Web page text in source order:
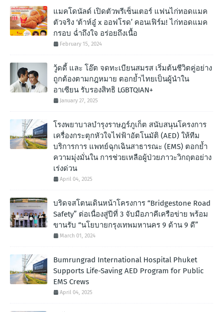
แมคโดนัลด์ เปิดตัวพรีเซ็นเตอร์ แฟนไก่ทอดแมค
ตัวจริง ‘ต้าห์อู๋ x ออฟโรด’ คอนเฟิร์ม! ไก่ทอดแมค
กรอบ ฉํ่าถึงใจ อร่อยถึงเนื้อ
February 15, 2024
วู้ดดี้ และ โอ๊ต จดทะเบียนสมรส เริ่มต้นชีวิตคู่อย่าง
ถูกต้องตามกฎหมาย ตอกย้ำไทยเป็นผู้นำใน
อาเซียน รับรองสิทธิ LGBTQIAN+
January 27, 2025
โรงพยาบาลบำรุงราษฎร์ภูเก็ต สนับสนุนโครงการ
เครื่องกระตุกหัวใจไฟฟ้าอัตโนมัติ (AED) ให้ทีม
บริการการ แพทย์ฉุกเฉินสาธารณะ (EMS) ตอกย้ำ
ความมุ่งมั่นใน การช่วยเหลือผู้ป่วยภาวะวิกฤตอย่าง
เร่งด่วน
April 04, 2025
บริดจสโตนเดินหน้าโครงการ “Bridgestone Road
Safety” ต่อเนื่องสู่ปีที่ 3 จับมือภาคีเครือข่าย พร้อม
ขานรับ “นโยบายกรุงเทพมหานคร 9 ด้าน 9 ดี”
March 01, 2024
Bumrungrad International Hospital Phuket
Supports Life-Saving AED Program for Public
EMS Crews
April 04, 2025